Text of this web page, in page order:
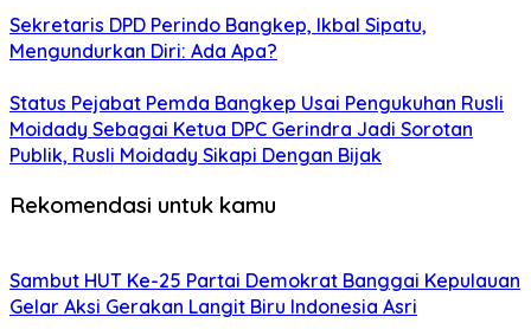
Sekretaris DPD Perindo Bangkep, Ikbal Sipatu,
Mengundurkan Diri: Ada Apa?
Status Pejabat Pemda Bangkep Usai Pengukuhan Rusli
Moidady Sebagai Ketua DPC Gerindra Jadi Sorotan
Publik, Rusli Moidady Sikapi Dengan Bijak
Rekomendasi untuk kamu
Sambut HUT Ke-25 Partai Demokrat Banggai Kepulauan
Gelar Aksi Gerakan Langit Biru Indonesia Asri